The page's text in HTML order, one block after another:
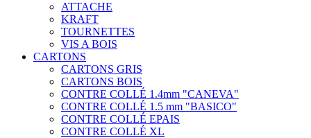
ATTACHE
KRAFT
TOURNETTES
VIS A BOIS
CARTONS
CARTONS GRIS
CARTONS BOIS
CONTRE COLLÉ 1.4mm "CANEVA"
CONTRE COLLÉ 1.5 mm "BASICO"
CONTRE COLLÉ EPAIS
CONTRE COLLÉ XL